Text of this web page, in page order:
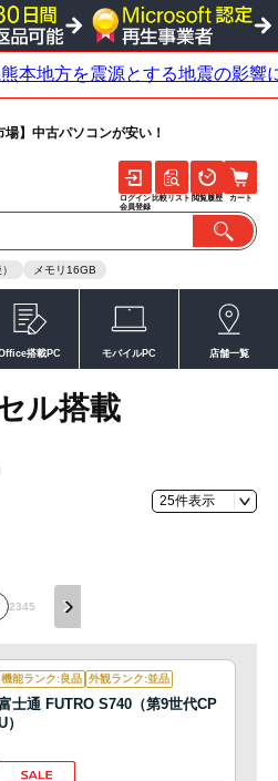
】中古パソコンが安い！
メモリ16GB
ログイン
会員登録
比較リスト 閲覧履歴 カート
搭載PC モバイルPC 店舗一覧
ル搭載
2345
機能ランク:良品 外観ランク:並品
士通 FUTRO S740（第9世代CP
）